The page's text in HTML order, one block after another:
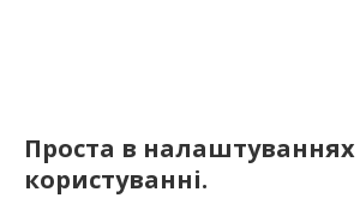
Проста в налаштуваннях
користуванні.